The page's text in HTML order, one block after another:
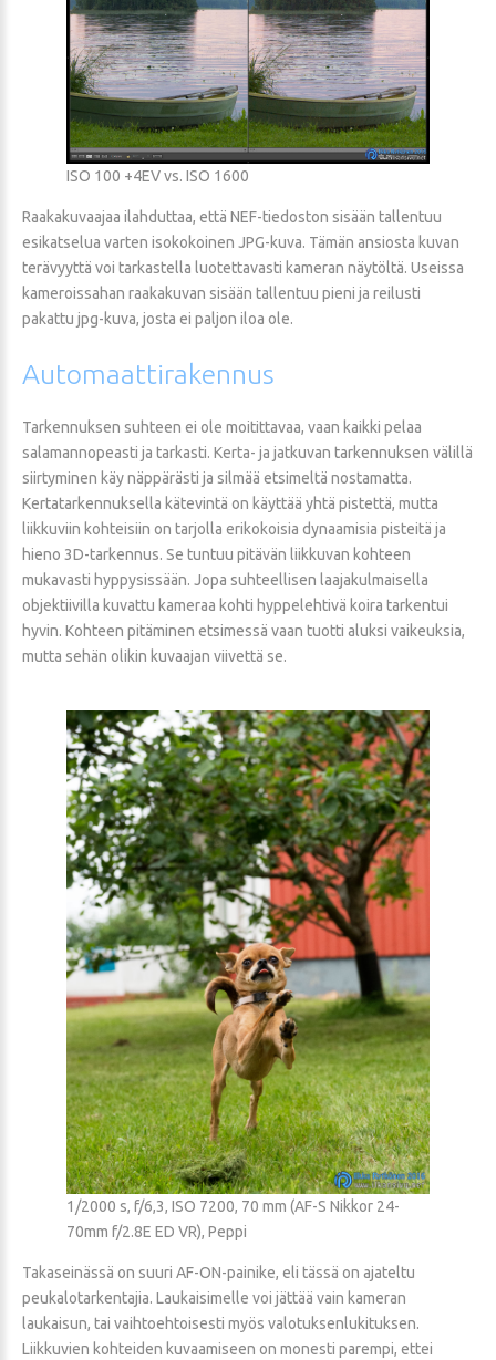
ISO 100 +4EV vs. ISO 1600
Raakakuvaajaa ilahduttaa, että NEF-tiedoston sisään tallentuu
esikatselua varten isokokoinen JPG-kuva. Tämän ansiosta kuvan
terävyyttä voi tarkastella luotettavasti kameran näytöltä. Useissa
kameroissahan raakakuvan sisään tallentuu pieni ja reilusti
pakattu jpg-kuva, josta ei paljon iloa ole.
Automaattirakennus
Tarkennuksen suhteen ei ole moitittavaa, vaan kaikki pelaa
salamannopeasti ja tarkasti. Kerta- ja jatkuvan tarkennuksen välillä
siirtyminen käy näppärästi ja silmää etsimeltä nostamatta.
Kertatarkennuksella kätevintä on käyttää yhtä pistettä, mutta
liikkuviin kohteisiin on tarjolla erikokoisia dynaamisia pisteitä ja
hieno 3D-tarkennus. Se tuntuu pitävän liikkuvan kohteen
mukavasti hyppysissään. Jopa suhteellisen laajakulmaisella
objektiivilla kuvattu kameraa kohti hyppelehtivä koira tarkentui
hyvin. Kohteen pitäminen etsimessä vaan tuotti aluksi vaikeuksia,
mutta sehän olikin kuvaajan viivettä se.
1/2000 s, f/6,3, ISO 7200, 70 mm (AF-S Nikkor 24-
70mm f/2.8E ED VR), Peppi
Takaseinässä on suuri AF-ON-painike, eli tässä on ajateltu
peukalotarkentajia. Laukaisimelle voi jättää vain kameran
laukaisun, tai vaihtoehtoisesti myös valotuksenlukituksen.
Liikkuvien kohteiden kuvaamiseen on monesti parempi, ettei